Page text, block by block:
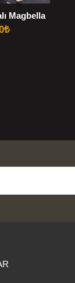
Magbella
₺